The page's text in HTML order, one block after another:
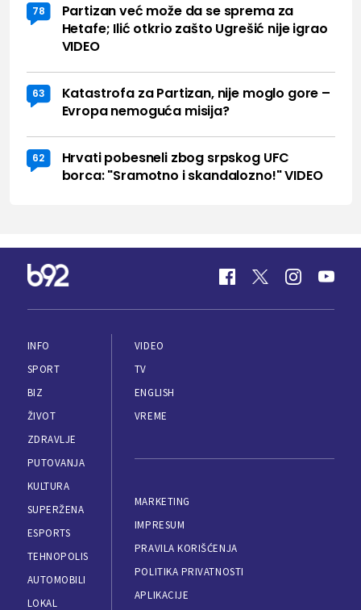
78
Partizan već može da se sprema za
Hetafe; Ilić otkrio zašto Ugrešić nije igrao
VIDEO
63
Katastrofa za Partizan, nije moglo gore –
Evropa nemoguća misija?
62
Hrvati pobesneli zbog srpskog UFC
borca: "Sramotno i skandalozno!" VIDEO
INFO
SPORT
BIZ
ŽIVOT
ZDRAVLJE
PUTOVANJA
KULTURA
SUPERŽENA
ESPORTS
TEHNOPOLIS
AUTOMOBILI
LOKAL
VIDEO
TV
ENGLISH
VREME
MARKETING
IMPRESUM
PRAVILA KORIŠĆENJA
POLITIKA PRIVATNOSTI
APLIKACIJE